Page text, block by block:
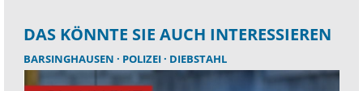
DAS KÖNNTE SIE AUCH INTERESSIEREN
BARSINGHAUSEN POLIZEI DIEBSTAHL